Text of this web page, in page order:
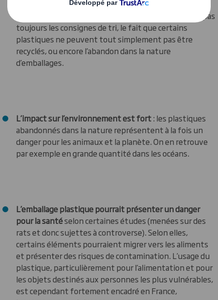
recyclée. Ce manque de recyclage est dû à plusieurs
facteurs, comme les consommateurs qui ne suivent pas
toujours les consignes de tri, le fait que certains
plastiques ne peuvent tout simplement pas être
recyclés, ou encore l’abandon dans la nature
d’emballages.
L’impact sur l’environnement est fort: les plastiques
abandonnés dans la nature représentent à la fois un
danger pour les animaux et la planète. On en retrouve
par exemple en grande quantité dans les océans.
L’emballage plastique pourrait présenter un danger
pour la santéselon certaines études (menées sur des
rats et donc sujettes à controverse). Selon elles,
certains éléments pourraient migrer vers les aliments
et présenter des risques de contamination. L’usage du
plastique, particulièrement pour l’alimentation et pour
les objets destinés aux personnes les plus vulnérables,
est cependant fortement encadré en France,